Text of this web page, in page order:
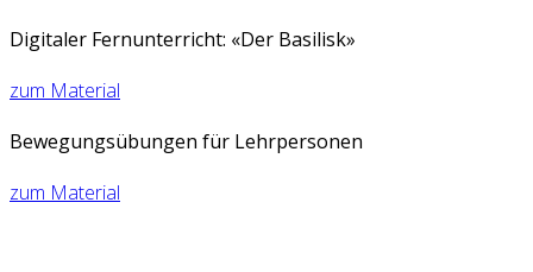
Digitaler Fernunterricht: «Der Basilisk»
zum Material
Bewegungsübungen für Lehrpersonen
zum Material